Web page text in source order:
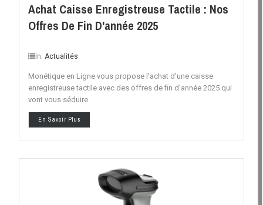
Achat Caisse Enregistreuse Tactile : Nos
Offres De Fin D'année 2025
In:Actualités
Monétique en Ligne vous propose l'achat d'une caisse
enregistreuse tactile avec des offres de fin d'année 2025 qui
vont vous séduire.
En Savoir Plus